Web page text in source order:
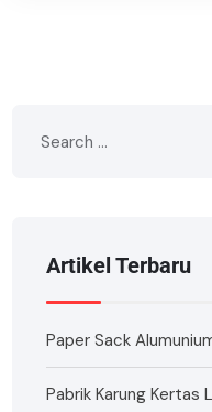
Artikel Terbaru
Paper Sack
Pabrik Karung